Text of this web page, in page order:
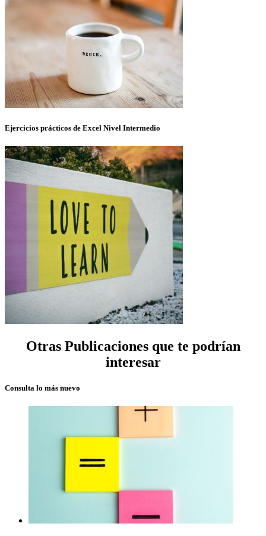
Ejercicios prácticos de Excel Nivel Intermedio
Otras Publicaciones que te podrían
interesar
Consulta lo más nuevo